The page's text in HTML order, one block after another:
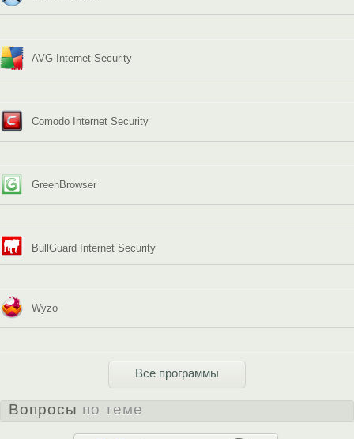
AVG Internet Security
Comodo Internet Security
GreenBrowser
BullGuard Internet Security
Wyzo
Все программы
Вопросы по теме